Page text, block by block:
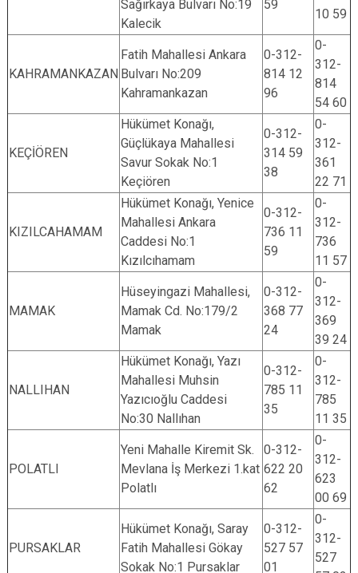
Sağırkaya Bulvarı No:19
Kalecik
59
10 59
KAHRAMANKAZAN
Fatih Mahallesi Ankara
Bulvarı No:209
Kahramankazan
0-312-
814 12
96
0-
312-
814
54 60
KEÇİÖREN
Hükümet Konağı,
Güçlükaya Mahallesi
Savur Sokak No:1
Keçiören
0-312-
314 59
38
0-
312-
361
22 71
KIZILCAHAMAM
Hükümet Konağı, Yenice
Mahallesi Ankara
Caddesi No:1
Kızılcıhamam
0-312-
736 11
59
0-
312-
736
11 57
MAMAK
Hüseyingazi Mahallesi,
Mamak Cd. No:179/2
Mamak
0-312-
368 77
24
0-
312-
369
39 24
NALLIHAN
Hükümet Konağı, Yazı
Mahallesi Muhsin
Yazıcıoğlu Caddesi
No:30 Nallıhan
0-312-
785 11
35
0-
312-
785
11 35
POLATLI
Yeni Mahalle Kiremit Sk.
Mevlana İş Merkezi 1.kat
Polatlı
0-312-
622 20
62
0-
312-
623
00 69
PURSAKLAR
Hükümet Konağı, Saray
Fatih Mahallesi Gökay
Sokak No:1 Pursaklar
0-312-
527 57
01
0-
312-
527